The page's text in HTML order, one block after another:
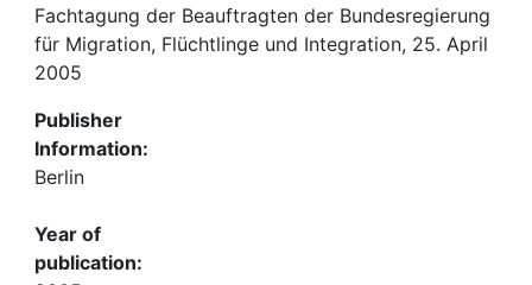
Fachtagung der Beauftragten der Bundesregierung
für Migration, Flüchtlinge und Integration, 25. April
2005
Publisher
Information:
Berlin
Year of
publication: